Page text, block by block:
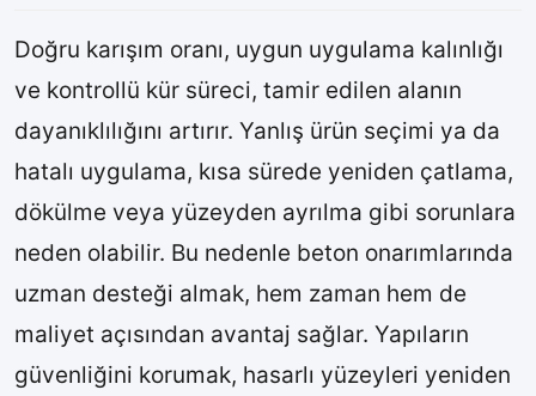
Doğru karışım oranı, uygun uygulama kalınlığı
ve kontrollü kür süreci, tamir edilen alanın
dayanıklılığını artırır. Yanlış ürün seçimi ya da
hatalı uygulama, kısa sürede yeniden çatlama,
dökülme veya yüzeyden ayrılma gibi sorunlara
neden olabilir. Bu nedenle beton onarımlarında
uzman desteği almak, hem zaman hem de
maliyet açısından avantaj sağlar. Yapıların
güvenliğini korumak, hasarlı yüzeyleri yeniden